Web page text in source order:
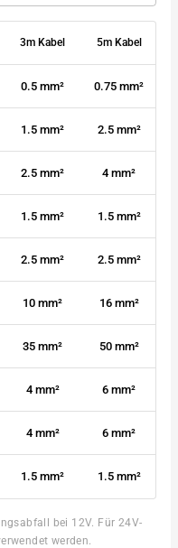
3m Kabel 5m Kabel
0.5 mm² 0.75 mm²
1.5 mm² 2.5 mm²
2.5 mm² 4 mm²
1.5 mm² 1.5 mm²
2.5 mm² 2.5 mm²
10 mm² 16 mm²
35 mm² 50 mm²
4 mm² 6 mm²
4 mm² 6 mm²
1.5 mm² 1.5 mm²
bei 12V. Für 24V-
werden.